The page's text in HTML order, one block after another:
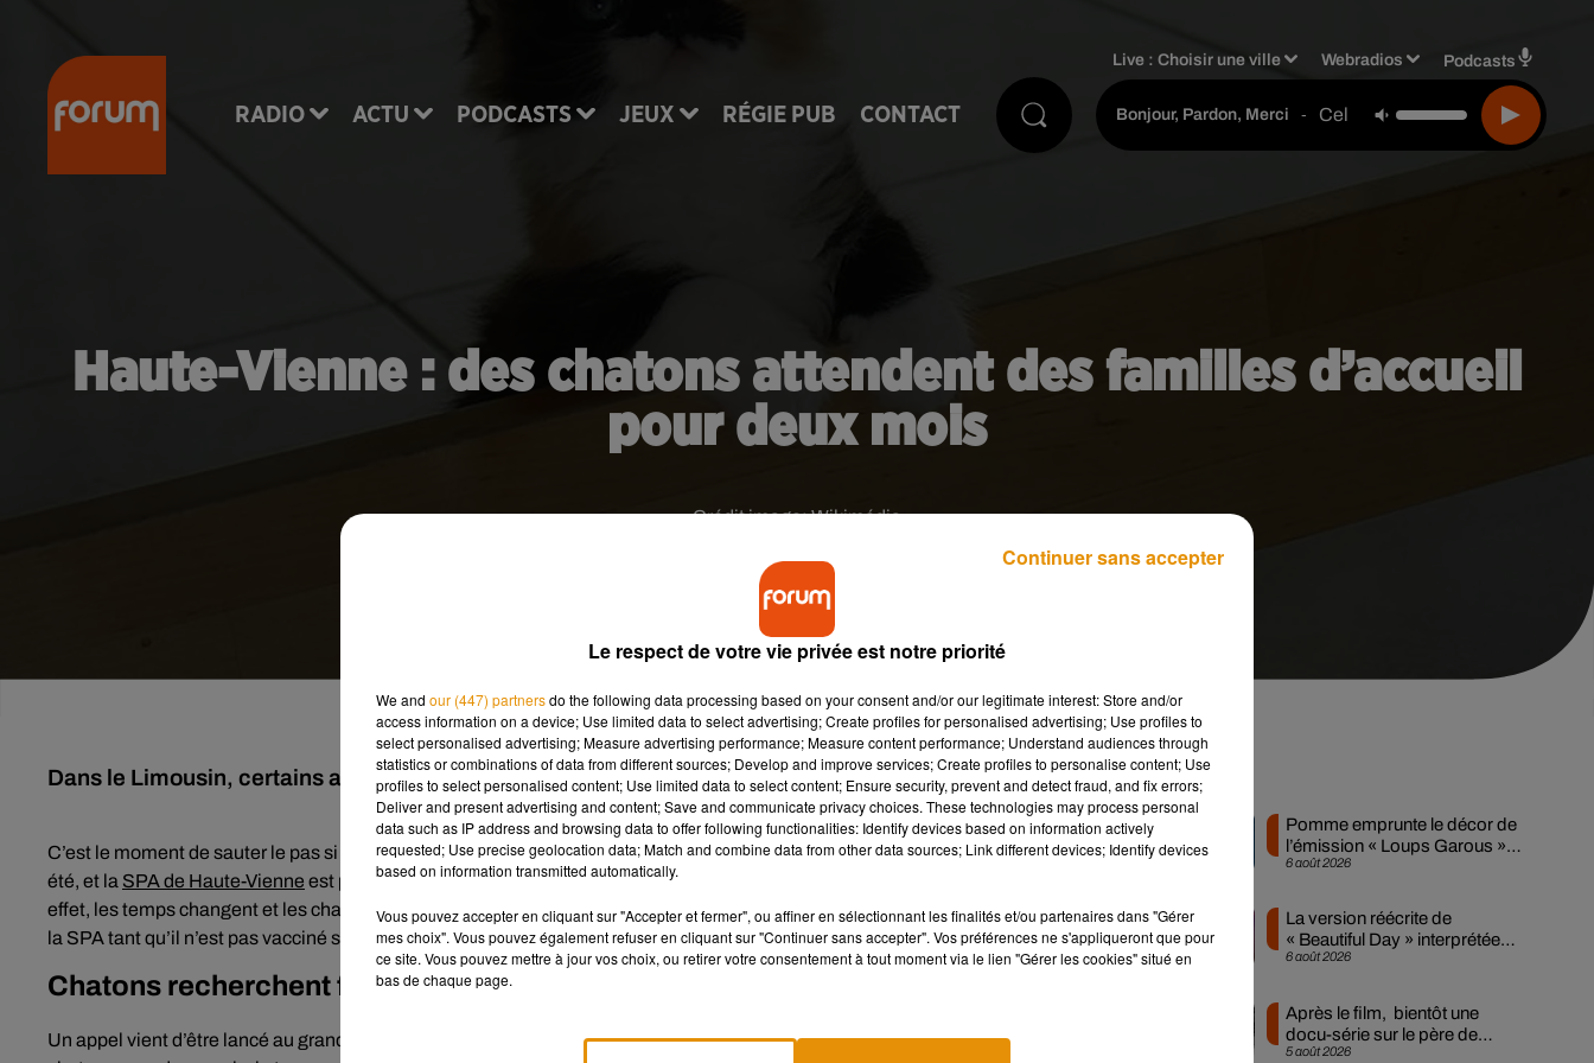
RADIO ACTU PODCASTS JEUX RÉGIE PUB CONTACT
Live :Choisir une ville Webradios Podcasts
Bonjour, Pardon, Merci - Celine Dion
Haute-Vienne : des chatons attendent des familles d’accueil
pour deux mois
Crédit image:Wikimédia
Dans le Limousin, certains animaux attendent un foyer pour couler des jours heureux.
C’est le moment de sauter le pas si vous souhaitez accueillir une boule de poils à la maison ! Les abandons se multiplient en
été, et la SPA de Haute-Vienne est pleine à craquer actuellement. Et ce sont principalement les chats qui en sont victime. En
effet, les temps changent et les chattes font plusieurs portées par an. Malheureusement, un jeune chat ne peut pas rester à
la SPA tant qu’il n’est pas vacciné selon nos confrères du Populaire du Centre.
Chatons recherchent familles
Un appel vient d’être lancé au grand public. La SPA, située à Couzeixrecherche des personnes qui souhaitent accueillir des
Musique
6 août 2026
Pomme emprunte le décor de
l’émission « Loups Garous »
pour son...
6 août 2026
La version réécrite de
« Beautiful Day » interprétée
lors des...
5 août 2026
Après le film, bientôt une
docu-série sur le père de
Michael Jackson
Le respect de votre vie privée est notre priorité
We and our (447) partnersdo the following data processing based on your consent and/or our legitimate interest: Store and/or
access information on a device; Use limited data to select advertising; Create profiles for personalised advertising; Use profiles to
select personalised advertising; Measure advertising performance; Measure content performance; Understand audiences through
statistics or combinations of data from different sources; Develop and improve services; Create profiles to personalise content; Use
profiles to select personalised content; Use limited data to select content; Ensure security, prevent and detect fraud, and fix errors;
Deliver and present advertising and content; Save and communicate privacy choices. These technologies may process personal
data such as IP address and browsing data to offer following functionalities: Identify devices based on information actively
requested; Use precise geolocation data; Match and combine data from other data sources; Link different devices; Identify devices
based on information transmitted automatically.
Vous pouvez accepter en cliquant sur "Accepter et fermer", ou affiner en sélectionnant les finalités et/ou partenaires dans "Gérer
mes choix". Vous pouvez également refuser en cliquant sur "Continuer sans accepter". Vos préférences ne s'appliqueront que pour
ce site. Vous pouvez mettre à jour vos choix, ou retirer votre consentement à tout moment via le lien "Gérer les cookies" situé en
bas de chaque page.
Continuer sans accepter